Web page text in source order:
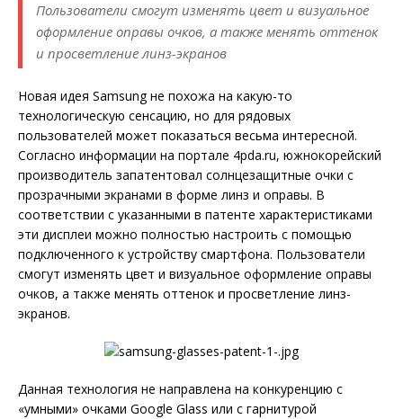
Пользователи смогут изменять цвет и визуальное
оформление оправы очков, а также менять оттенок
и просветление линз-экранов
Новая идея Samsung не похожа на какую-то
технологическую сенсацию, но для рядовых
пользователей может показаться весьма интересной.
Согласно информации на портале 4pda.ru, южнокорейский
производитель запатентовал солнцезащитные очки с
прозрачными экранами в форме линз и оправы. В
соответствии с указанными в патенте характеристиками
эти дисплеи можно полностью настроить с помощью
подключенного к устройству смартфона. Пользователи
смогут изменять цвет и визуальное оформление оправы
очков, а также менять оттенок и просветление линз-
экранов.
Данная технология не направлена на конкуренцию с
«умными» очками Google Glass или с гарнитурой